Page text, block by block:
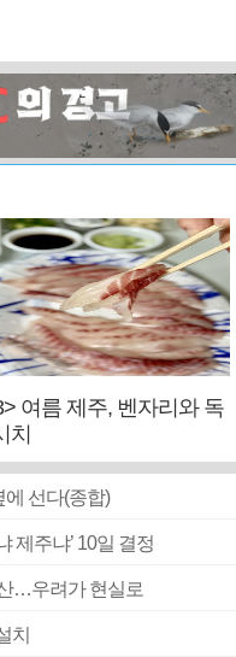
여름 제주, 벤자리와 독
치
선다(종합)
제주냐’ 10일 결정
…우려가 현실로
치